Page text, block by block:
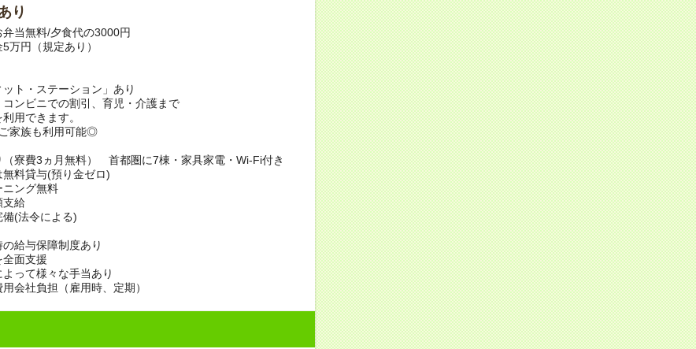
り
弁当無料/夕食代の3000円
万円（規定あり）
ット・ステーション」あり
ンビニでの割引、育児・介護まで
用できます。
家族も利用可能◎
（寮費3ヵ月無料） 首都圏に7棟・家具家電・Wi-Fi付き
無料貸与(預り金ゼロ)
ニング無料
支給
備(法令による)
の給与保障制度あり
全面支援
よって様々な手当あり
会社負担（雇用時、定期）